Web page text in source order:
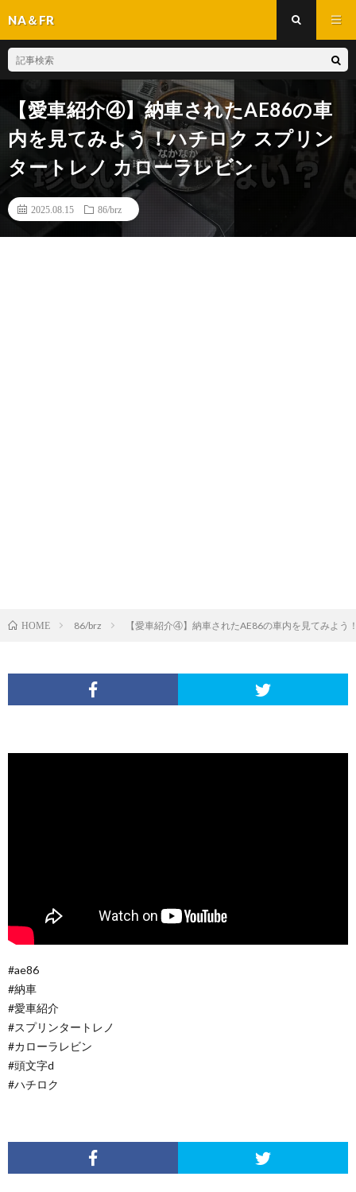
NA＆FR
【愛車紹介④】納車されたAE86の車
内を見てみよう！ハチロク スプリン
タートレノ カローラレビン
2025.08.15 86/brz
HOME 86/brz 【愛車紹介④】納車されたAE86の車内を見てみよう
#ae86
#納車
#愛車紹介
#スプリンタートレノ
#カローラレビン
#頭文字d
#ハチロク